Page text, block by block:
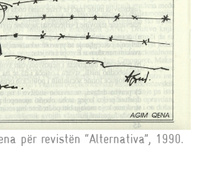
për revistën “Alternativa”, 1990.